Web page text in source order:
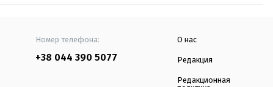
Номер телефона:
+38 044 390 5077
О нас
Редакция
Редакционная